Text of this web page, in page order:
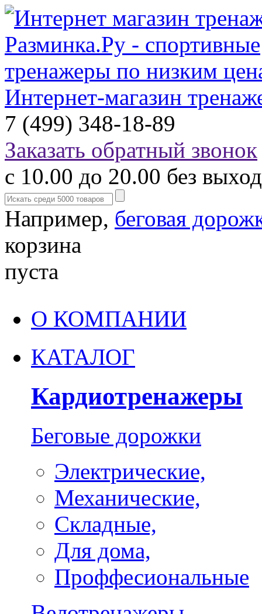
Интернет-магазин
7 (499) 348-18-89
Заказать обратный звонок
с 10.00 до 20.00 без
Например, беговая
корзина
пуста
О КОМПАНИИ
КАТАЛОГ
Кардиотренажеры
Беговые дорожки
Электрические,
Механические,
Складные,
Для дома,
Проффесиональные